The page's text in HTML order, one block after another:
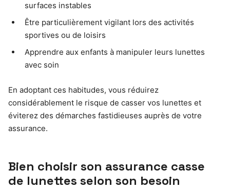
surfaces instables
Être particulièrement vigilant lors des activités
sportives ou de loisirs
Apprendre aux enfants à manipuler leurs lunettes
avec soin
En adoptant ces habitudes, vous réduirez
considérablement le risque de casser vos lunettes et
éviterez des démarches fastidieuses auprès de votre
assurance.
Bien choisir son assurance casse
de lunettes selon son besoin